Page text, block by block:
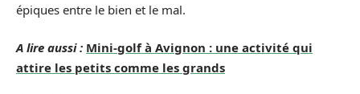
épiques entre le bien et le mal.
A lire aussi : Mini-golf à Avignon : une activité qui
attire les petits comme les grands